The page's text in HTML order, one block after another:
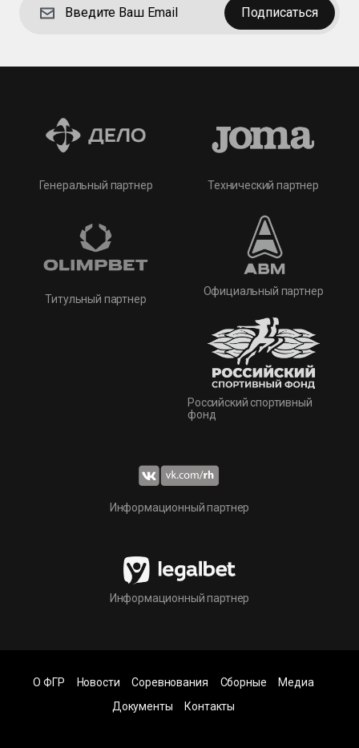
Подписаться
Генеральный партнер
Титульный партнер
Технический партнер
Официальный партнер
Российский спортивный
фонд
Информационный партнер
Информационный партнер
О ФГР Новости Соревнования Сборные
Медиа
Документы
Контакты